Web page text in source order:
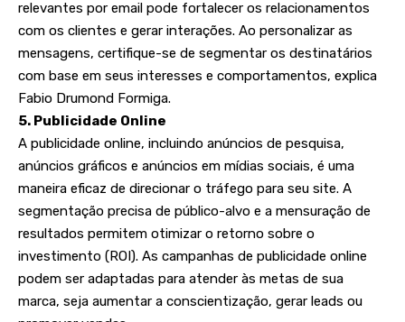
relevantes por email pode fortalecer os relacionamentos
com os clientes e gerar interações. Ao personalizar as
mensagens, certifique-se de segmentar os destinatários
com base em seus interesses e comportamentos, explica
Fabio Drumond Formiga.
5. Publicidade Online
A publicidade online, incluindo anúncios de pesquisa,
anúncios gráficos e anúncios em mídias sociais, é uma
maneira eficaz de direcionar o tráfego para seu site. A
segmentação precisa de público-alvo e a mensuração de
resultados permitem otimizar o retorno sobre o
investimento (ROI). As campanhas de publicidade online
podem ser adaptadas para atender às metas de sua
marca, seja aumentar a conscientização, gerar leads ou